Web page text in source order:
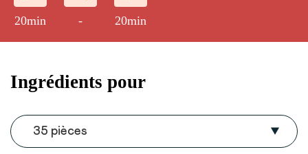
20min - 20min
Ingrédients pour
35 pièces